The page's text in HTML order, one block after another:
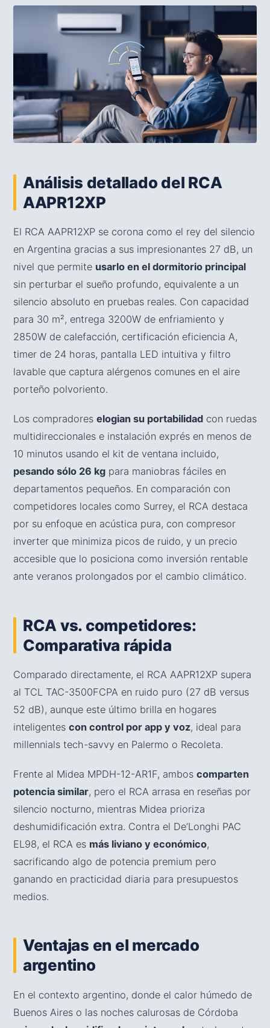
Análisis detallado del RCA
AAPR12XP
El RCA AAPR12XP se corona como el rey del silencio
en Argentina gracias a sus impresionantes 27 dB, un
nivel que permite usarlo en el dormitorio principal
sin perturbar el sueño profundo, equivalente a un
silencio absoluto en pruebas reales. Con capacidad
para 30 m², entrega 3200W de enfriamiento y
2850W de calefacción, certificación eficiencia A,
timer de 24 horas, pantalla LED intuitiva y filtro
lavable que captura alérgenos comunes en el aire
porteño polvoriento.
Los compradores elogian su portabilidad con ruedas
multidireccionales e instalación exprés en menos de
10 minutos usando el kit de ventana incluido,
pesando sólo 26 kg para maniobras fáciles en
departamentos pequeños. En comparación con
competidores locales como Surrey, el RCA destaca
por su enfoque en acústica pura, con compresor
inverter que minimiza picos de ruido, y un precio
accesible que lo posiciona como inversión rentable
ante veranos prolongados por el cambio climático.
RCA vs. competidores:
Comparativa rápida
Comparado directamente, el RCA AAPR12XP supera
al TCL TAC-3500FCPA en ruido puro (27 dB versus
52 dB), aunque este último brilla en hogares
inteligentes con control por app y voz, ideal para
millennials tech-savvy en Palermo o Recoleta.
Frente al Midea MPDH-12-AR1F, ambos comparten
potencia similar, pero el RCA arrasa en reseñas por
silencio nocturno, mientras Midea prioriza
deshumidificación extra. Contra el De’Longhi PAC
EL98, el RCA es más liviano y económico,
sacrificando algo de potencia premium pero
ganando en practicidad diaria para presupuestos
medios.
Ventajas en el mercado
argentino
En el contexto argentino, donde el calor húmedo de
Buenos Aires o las noches calurosas de Córdoba